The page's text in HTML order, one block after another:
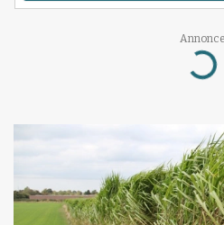
Annonce
Loading...